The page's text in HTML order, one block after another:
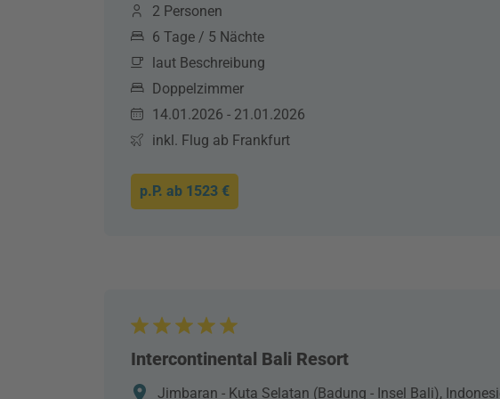
2 Personen
6 Tage / 5 Nächte
laut Beschreibung
Doppelzimmer
14.01.2026 - 21.01.2026
inkl. Flug ab Frankfurt
p.P. ab 1523 €
Intercontinental Bali Resort
Jimbaran - Kuta Selatan (Badung - Insel Bali),